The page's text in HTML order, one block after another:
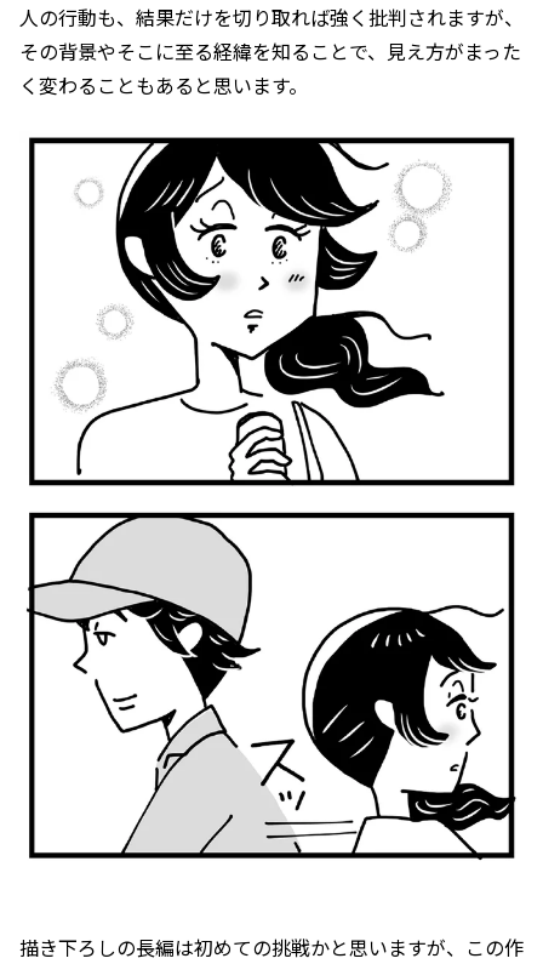
人の行動も、結果だけを切り取れば強く批判されますが、
その背景やそこに至る経緯を知ることで、見え方がまった
く変わることもあると思います。
――描き下ろしの長編は初めての挑戦かと思いますが、この作